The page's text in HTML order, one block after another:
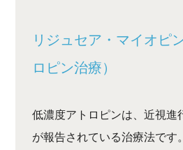
リジュセア・マイオピ
ロピン治療）
低濃度アトロピンは、近視進
が報告されている治療法です